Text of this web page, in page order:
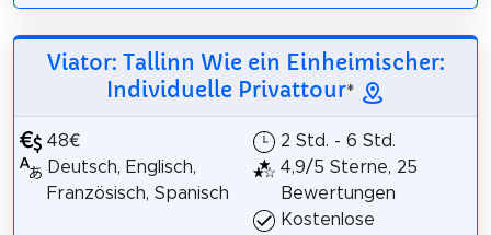
Viator: Tallinn Wie ein Einheimischer:
Individuelle Privattour*
48€
Deutsch, Englisch,
Französisch, Spanisch
2 Std. - 6 Std.
4,9/5 Sterne, 25
Bewertungen
Kostenlose